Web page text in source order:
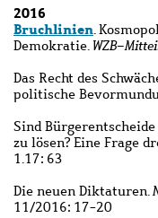
2016
Bruchlinien.
Demokratie.WZB-
Das Recht des
politische
Sind
zu lösen? Eine Frage
1.17: 63
Die neuen Diktaturen.
11/2016: 17-20